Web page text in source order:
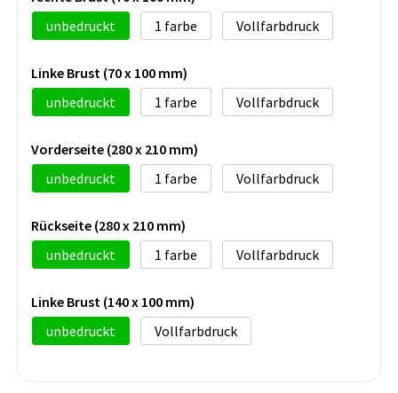
unbedruckt
1 Vollfarbdruck
Linke Brust (70 x 100 mm)
unbedruckt
1 Vollfarbdruck
Vorderseite (280 x 210 mm)
unbedruckt
1 Vollfarbdruck
Rückseite (280 x 210 mm)
unbedruckt
1 Vollfarbdruck
Linke Brust (140 x 100 mm)
unbedruckt
Vollfarbdruck